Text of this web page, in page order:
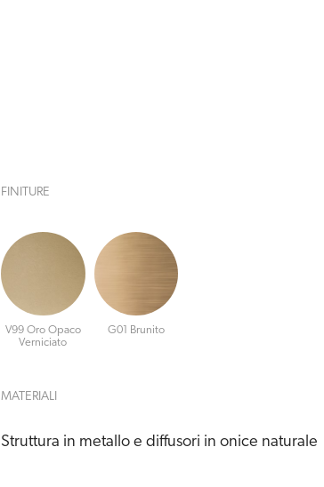
FINITURE
V99 Oro Opaco
Verniciato
G01 Brunito
MATERIALI
Struttura in metallo e diffusori in onice naturale